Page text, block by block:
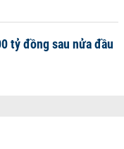
tỷ đồng sau nửa đầu